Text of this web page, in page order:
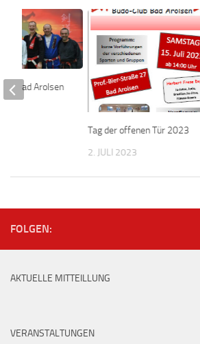
Tag der offenen Tür 2023
2. JULI 2023
Bad Arolsen
FOLGEN:
AKTUELLE MITTEILLUNG
VERANSTALTUNGEN